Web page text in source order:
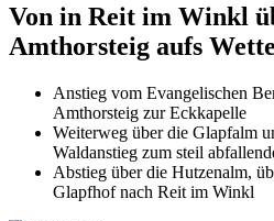
Von in Reit im Winkl
Amthorsteig aufs
Anstieg vom Evangelischen
Amthorsteig zur Eckkapelle
Weiterweg über die Glapfalm
Waldanstieg zum steil
Abstieg über die Hutzenalm,
Glapfhof nach Reit im Winkl